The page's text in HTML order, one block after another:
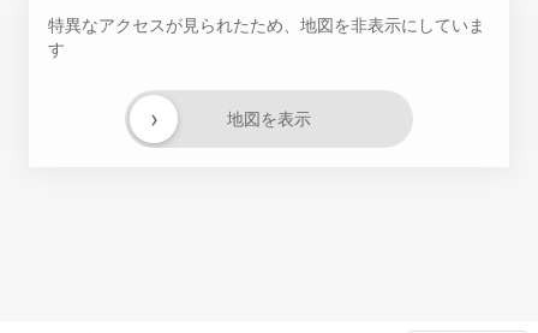
特異なアクセスが見られたため、地図を非表示にしていま
す
地図を表示
›